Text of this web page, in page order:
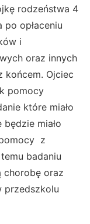
rodzeństwa 4
opłaceniu
i
oraz innych
końcem. Ojciec
pomocy
które miało
miało
z
badaniu
chorobę oraz
przedszkolu